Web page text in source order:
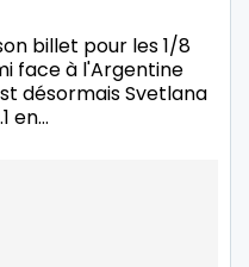
billet pour les 1/8
face à l'Argentine
désormais Svetlana
en…